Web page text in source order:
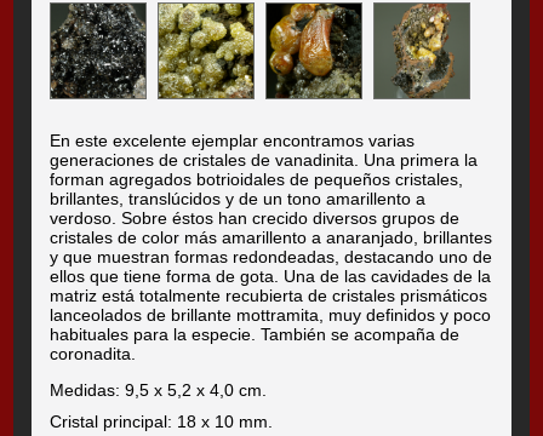
En este excelente ejemplar encontramos varias
generaciones de cristales de vanadinita. Una primera la
forman agregados botrioidales de pequeños cristales,
brillantes, translúcidos y de un tono amarillento a
verdoso. Sobre éstos han crecido diversos grupos de
cristales de color más amarillento a anaranjado, brillantes
y que muestran formas redondeadas, destacando uno de
ellos que tiene forma de gota. Una de las cavidades de la
matriz está totalmente recubierta de cristales prismáticos
lanceolados de brillante mottramita, muy definidos y poco
habituales para la especie. También se acompaña de
coronadita.
Medidas: 9,5 x 5,2 x 4,0 cm.
Cristal principal: 18 x 10 mm.